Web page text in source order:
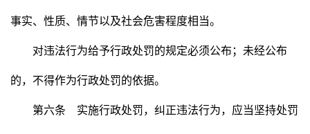
事实、性质、情节以及社会危害程度相当。
对违法行为给予行政处罚的规定必须公布；未经公布
的，不得作为行政处罚的依据。
第六条 实施行政处罚，纠正违法行为，应当坚持处罚